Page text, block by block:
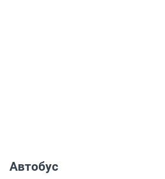
Автобус